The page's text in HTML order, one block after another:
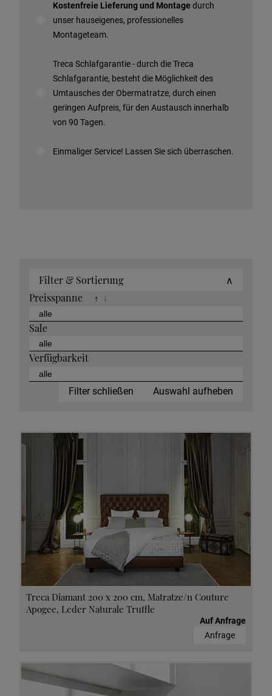
Kostenfreie Lieferung und Montage durch
unser hauseigenes, professionelles
Montageteam.
Treca Schlafgarantie - durch die Treca
Schlafgarantie, besteht die Möglichkeit des
Umtausches der Obermatratze, durch einen
geringen Aufpreis, für den Austausch innerhalb
von 90 Tagen.
Einmaliger Service! Lassen Sie sich überraschen.
Filter & Sortierung
∧
Preisspanne
↑ ↓
Sale
Verfügbarkeit
Filter schließen Auswahl aufheben
Treca Diamant 200 x 200 cm, Matratze/n Couture
Apogee, Leder Naturale Truffle
Auf Anfrage
Anfrage